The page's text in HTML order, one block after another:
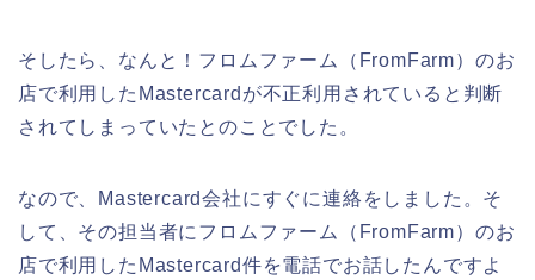
そしたら、なんと！フロムファーム（FromFarm）のお
店で利用したMastercardが不正利用されていると判断
されてしまっていたとのことでした。
なので、Mastercard会社にすぐに連絡をしました。そ
して、その担当者にフロムファーム（FromFarm）のお
店で利用したMastercard件を電話でお話したんですよ